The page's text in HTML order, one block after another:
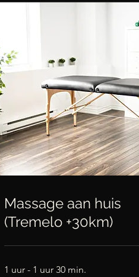
Massage aan huis
(Tremelo +30km)
1 uur - 1 uur 30 min.